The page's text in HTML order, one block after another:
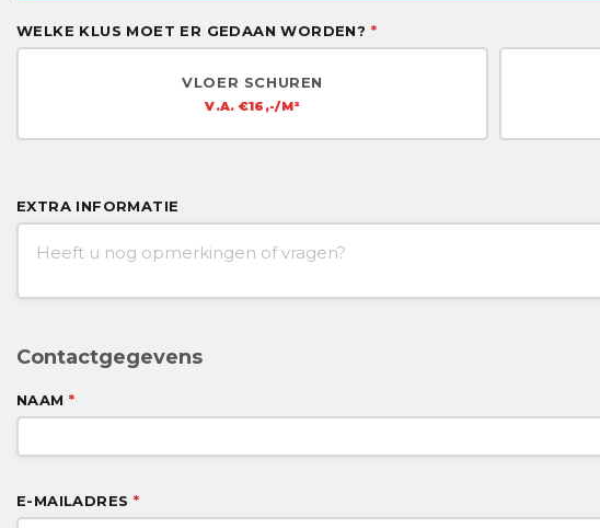
WELKE KLUS MOET ER GEDAAN WORDEN? *
VLOER SCHUREN
V.A. €16,-/M²
EXTRA INFORMATIE
Contactgegevens
NAAM *
E-MAILADRES *